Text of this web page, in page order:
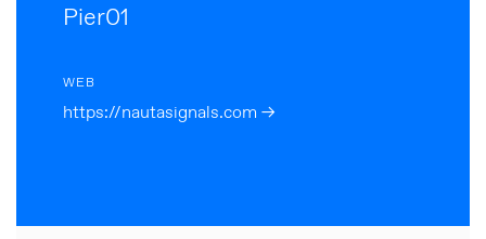
Pier01
WEB
https://nautasignals.com →